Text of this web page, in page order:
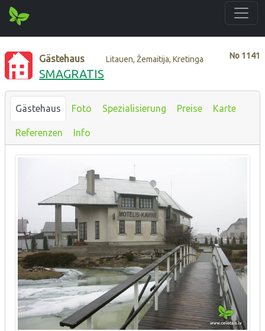
No 1141
Gästehaus Litauen, Žemaitija, Kretinga
SMAGRATIS
Gästehaus Foto Spezialisierung Preise Karte
Referenzen Info